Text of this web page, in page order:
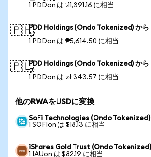
1 PDDon は ৳11,391.16 に相当
🇵🇭PDD Holdings (Ondo Tokenized) から
ソ
1 PDDon は ₱5,614.50 に相当
🇵🇱PDD Holdings (Ondo Tokenized) から
チ
1 PDDon は zł 343.57 に相当
他のRWAをUSDに変換
SoFi Technologies (Ondo Tokenized)
1 SOFIon は $18.13 に相当
iShares Gold Trust (Ondo Tokenized)
1 IAUon は $82.19 に相当